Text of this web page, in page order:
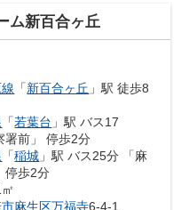
ム新百合ヶ丘
「新百合ヶ丘 」駅 徒歩8
「若葉台 」駅 バス17
署前」 停歩2分
「稲城 」駅 バス25分 「麻
停歩2分
市麻生区万福寺6-4-1